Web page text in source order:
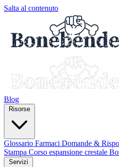
Salta al contenuto
Blog
Glossario Farmaci Domande &
Stampa Corso espansione crestale